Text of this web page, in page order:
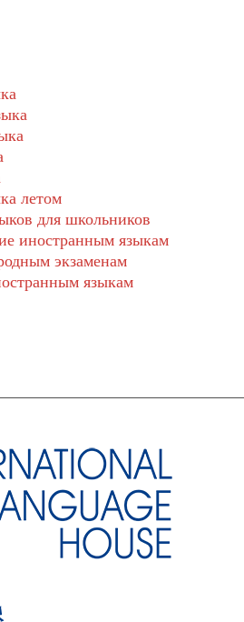
летом
для школьников
иностранным языкам
экзаменам
языкам